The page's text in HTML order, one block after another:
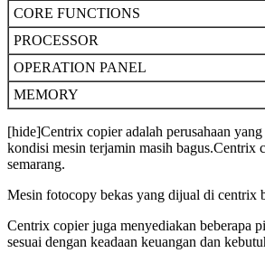
CORE FUNCTIONS
PROCESSOR
OPERATION PANEL
MEMORY
[hide]Centrix copier adalah perusahaan
kondisi mesin terjamin masih bagus.Centrix
semarang.
Mesin fotocopy bekas yang dijual di centrix
Centrix copier juga menyediakan beberapa
sesuai dengan keadaan keuangan dan